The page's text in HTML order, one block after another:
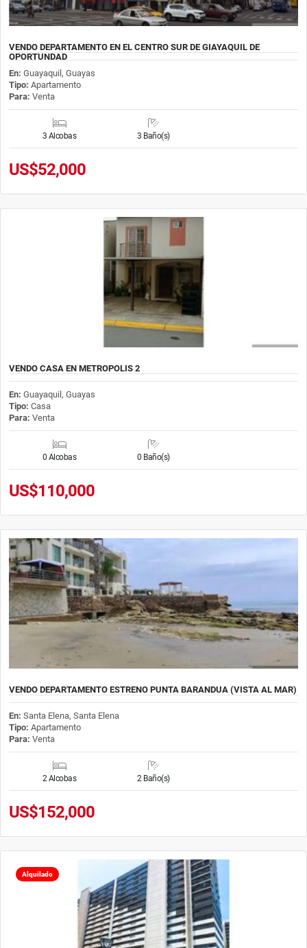
VENDO DEPARTAMENTO EN EL CENTRO SUR DE GIAYAQUIL DE
OPORTUNDAD
En: Guayaquil, Guayas
Tipo: Apartamento
Para: Venta
3 Alcobas 3 Baño(s)
US$52,000
VENDO CASA EN METROPOLIS 2
En: Guayaquil, Guayas
Tipo: Casa
Para: Venta
0 Alcobas 0 Baño(s)
US$110,000
VENDO DEPARTAMENTO ESTRENO PUNTA BARANDUA (VISTA AL MAR)
En: Santa Elena, Santa Elena
Tipo: Apartamento
Para: Venta
2 Alcobas 2 Baño(s)
US$152,000
Alquilado